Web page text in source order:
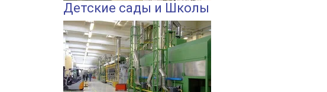
Детские сады и Школы